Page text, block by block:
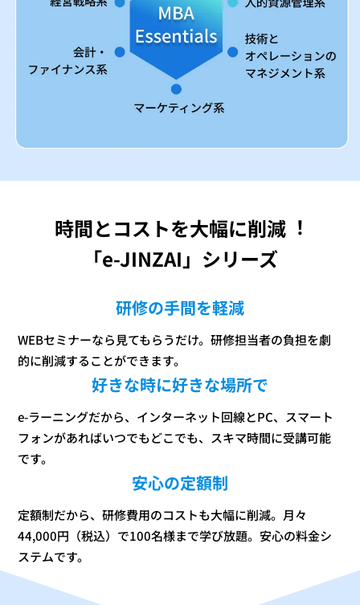
時間とコストを大幅に削減︕
「e-JINZAI」シリーズ
研修の手間を軽減
WEBセミナーなら見てもらうだけ。研修担当者の負担を劇
的に削減することができます。
好きな時に好きな場所で
e-ラーニングだから、インターネット回線とPC、スマート
フォンがあればいつでもどこでも、スキマ時間に受講可能
です。
安心の定額制
定額制だから、研修費用のコストも大幅に削減。月々
44,000円（税込）で100名様まで学び放題。安心の料金シ
ステムです。